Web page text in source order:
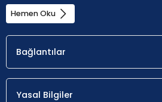
Hemen Oku
Bağlantılar
Yasal Bilgiler